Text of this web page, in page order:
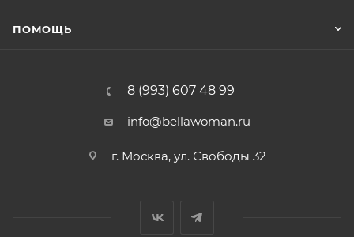
ПОМОЩЬ
8 (993) 607 48 99
info@bellawoman.ru
г. Москва, ул. Свободы 32